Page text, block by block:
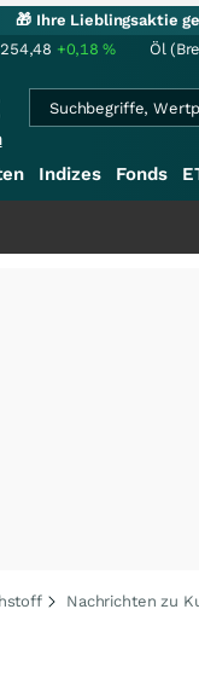
🎁 Ihre Lieblingsaktie
+0,18% Öl
Indizes Fonds
Nachrichten zu